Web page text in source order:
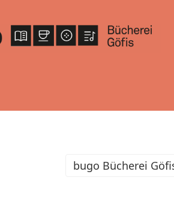
bugo Bücherei